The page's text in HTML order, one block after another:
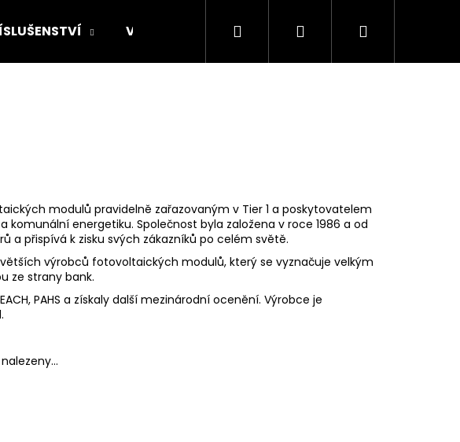
VELKOOBCHOD, B2B KONSTRUKCE B2B -
Hledat PřihlášeníNákupní
modulů pravidelně zařazovaným v Tier 1 a poskytovatelem
energetiku. Společnost byla založena v roce 1986 a od
a přispívá k zisku svých zákazníků po celém světě.
výrobců fotovoltaických modulů, který se vyznačuje velkým
ze strany bank.
PAHS a získaly další mezinárodní ocenění. Výrobce jeNásledující
DRÁŽKOVÁ MATICE M8 S KULIČKOU